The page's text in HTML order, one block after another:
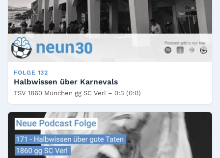
FOLGE 132
Halbwissen über Karnevals
TSV 1860 München gg SC Verl – 0:3 (0:0)